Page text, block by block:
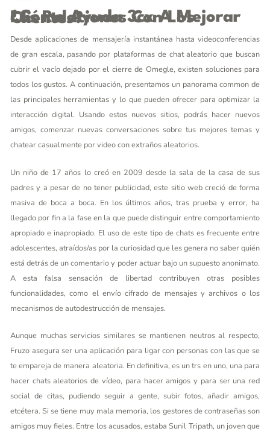
¿cómo Ayuda 3cx A Mejorar Las Relaciones Con Los Clientes?
Desde aplicaciones de mensajería instantánea hasta videoconferencias
de gran escala, pasando por plataformas de chat aleatorio que buscan
cubrir el vacío dejado por el cierre de Omegle, existen soluciones para
todos los gustos. A continuación, presentamos un panorama common de
las principales herramientas y lo que pueden ofrecer para optimizar la
interacción digital. Usando estos nuevos sitios, podrás hacer nuevos
amigos, comenzar nuevas conversaciones sobre tus mejores temas y
chatear casualmente por video con extraños aleatorios.
Un niño de 17 años lo creó en 2009 desde la sala de la casa de sus
padres y a pesar de no tener publicidad, este sitio web creció de forma
masiva de boca a boca. En los últimos años, tras prueba y error, ha
llegado por fin a la fase en la que puede distinguir entre comportamiento
apropiado e inapropiado. El uso de este tipo de chats es frecuente entre
adolescentes, atraídos/as por la curiosidad que les genera no saber quién
está detrás de un comentario y poder actuar bajo un supuesto anonimato.
A esta falsa sensación de libertad contribuyen otras posibles
funcionalidades, como el envío cifrado de mensajes y archivos o los
mecanismos de autodestrucción de mensajes.
Aunque muchas servicios similares se mantienen neutros al respecto,
Fruzo asegura ser una aplicación para ligar con personas con las que se
te empareja de manera aleatoria. En definitiva, es un trs en uno, una para
hacer chats aleatorios de vídeo, para hacer amigos y para ser una red
social de citas, pudiendo seguir a gente, subir fotos, añadir amigos,
etcétera. Si se tiene muy mala memoria, los gestores de contraseñas son
amigos muy fieles. Entre los acusados, estaba Sunil Tripath, un joven que